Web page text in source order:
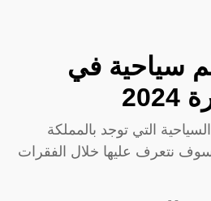
معالم سياحية في
التي توجد بالمملكة
سوف نتعرف عليها خلال الفقرات